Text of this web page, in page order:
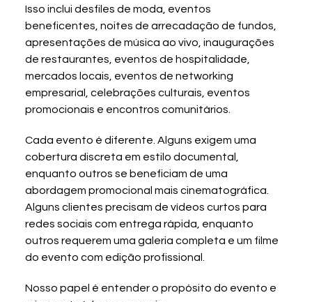
Isso inclui desfiles de moda, eventos
beneficentes, noites de arrecadação de fundos,
apresentações de música ao vivo, inaugurações
de restaurantes, eventos de hospitalidade,
mercados locais, eventos de networking
empresarial, celebrações culturais, eventos
promocionais e encontros comunitários.
Cada evento é diferente. Alguns exigem uma
cobertura discreta em estilo documental,
enquanto outros se beneficiam de uma
abordagem promocional mais cinematográfica.
Alguns clientes precisam de vídeos curtos para
redes sociais com entrega rápida, enquanto
outros requerem uma galeria completa e um filme
do evento com edição profissional.
Nosso papel é entender o propósito do evento e